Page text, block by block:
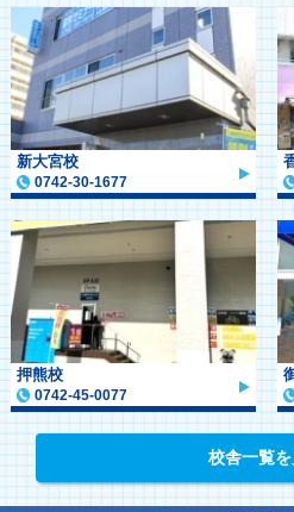
新大宮校
0742-30-1677
押熊校
0742-45-0077
校舎一覧